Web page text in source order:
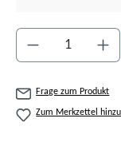
Produkt
Frage zum Produkt
Zum Merkzettel